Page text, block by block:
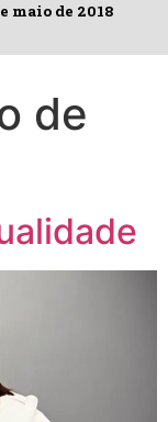
maio de 2018
de